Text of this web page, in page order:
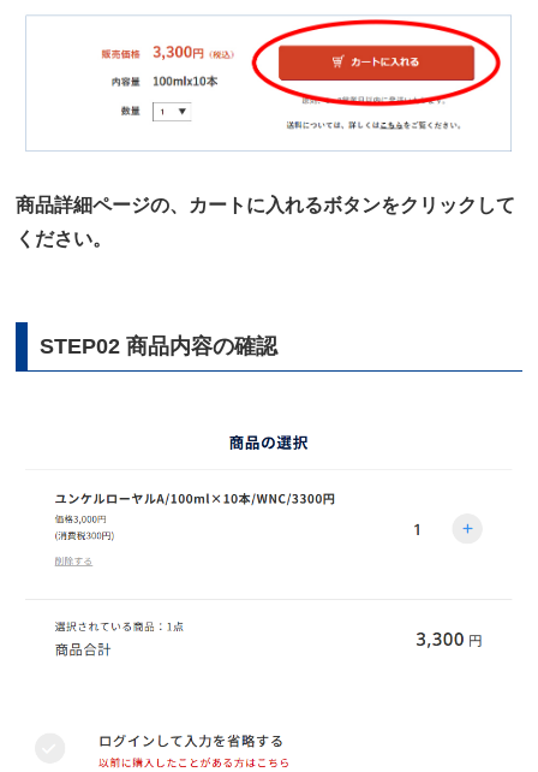
商品詳細ページの、カートに入れるボタンをクリックして
ください。
STEP02 商品内容の確認